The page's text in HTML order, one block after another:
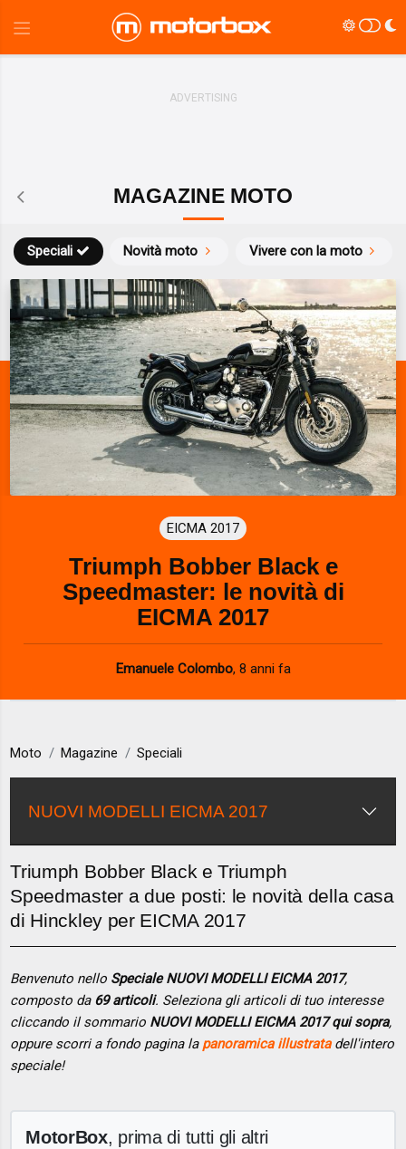
MAGAZINE MOTO
Novità moto Vivere con la moto
Speciali
EICMA 2017
Triumph Bobber Black e
Speedmaster: le novità di
EICMA 2017
Emanuele Colombo, 8 anni fa
Moto Magazine Speciali
NUOVI MODELLI EICMA 2017
Triumph Bobber Black e Triumph
Speedmaster a due posti: le novità della casa
di Hinckley per EICMA 2017
Benvenuto nello Speciale NUOVI MODELLI EICMA 2017,
composto da 69 articoli. Seleziona gli articoli di tuo interesse
cliccando il sommario NUOVI MODELLI EICMA 2017 qui sopra,
oppure scorri a fondo pagina la panoramica illustratadell'intero
speciale!
MotorBox, prima di tutti gli altri